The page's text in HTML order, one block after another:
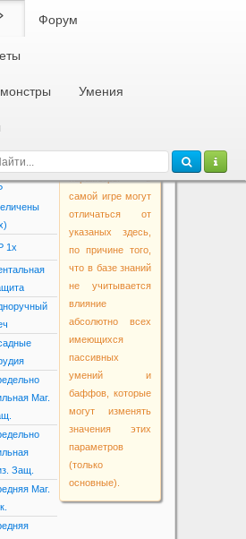
Форум
Умения
Параметры
и
1x
Маг.
Защ.
Маг.
параметры в
самой игре могут
отличаться от
указаных здесь,
по причине того,
что в базе знаний
не учитывается
влияние
абсолютно всех
имеющихся
пассивных
умений и
баффов, которые
могут изменять
значения этих
параметров
(только
основные).